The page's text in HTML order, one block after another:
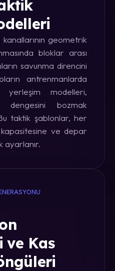
geometrik
bloklar arası
savunma direncini
antrenmanlarda
yerleşim modelleri,
dengesini bozmak
taktik şablonlar, her
ve depar
ayarlanır.
ve Kas